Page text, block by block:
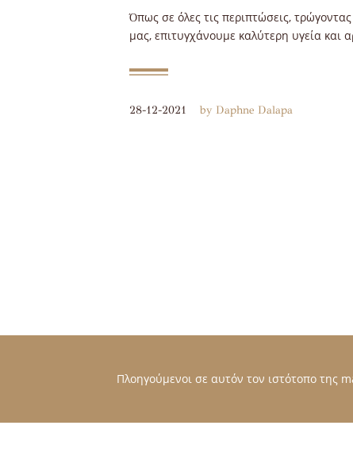
Όπως σε όλες τις περιπτώσεις,
μας, επιτυγχάνουμε καλύτερη υγεία και
28-12-2021 by Daphne Dalapa
Πλοηγούμενοι σε αυτόν τον ιστότοπο της